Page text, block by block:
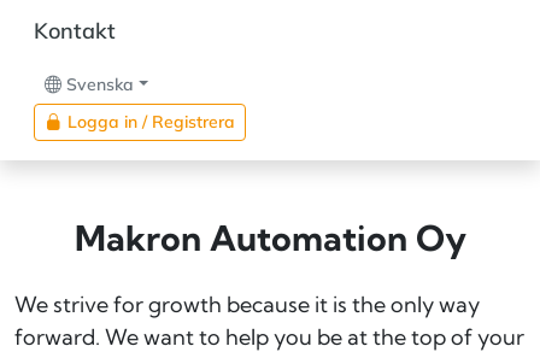
Kontakt
Svenska
Logga in / Registrera
Makron Automation Oy
We strive for growth because it is the only way
forward. We want to help you be at the top of your